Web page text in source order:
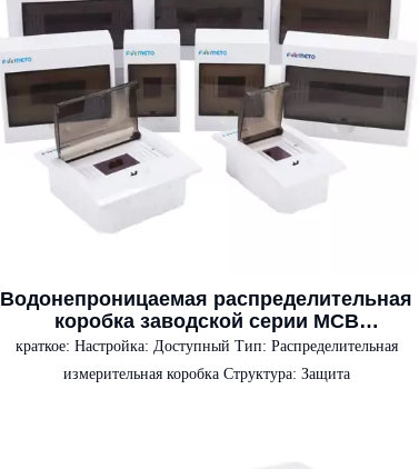
Водонепроницаемая распределительная
коробка заводской серии MCB
Электрооборудование Устройство
распределения питания
краткое: Настройка: Доступный Тип: Распределительная
измерительная коробка Структура: Защита